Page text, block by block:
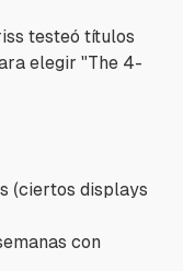
testeó títulos
elegir "The 4-
(ciertos displays
con